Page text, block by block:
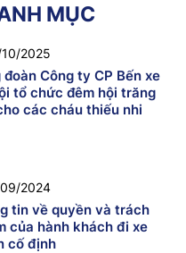
MỤC
2025
đoàn Công ty CP Bến xe
tổ chức đêm hội trăng
các cháu thiếu nhi
2024
tin về quyền và trách
của hành khách đi xe
cố định